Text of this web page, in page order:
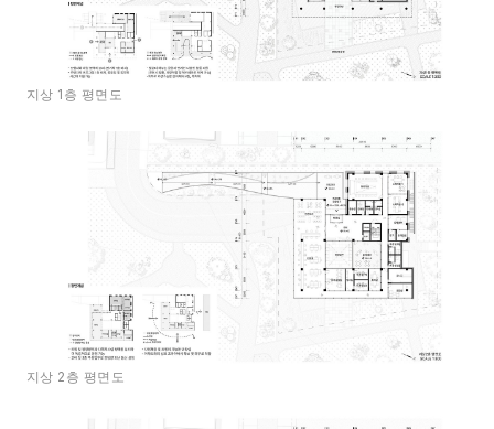
지상 1층 평면도
지상 2층 평면도